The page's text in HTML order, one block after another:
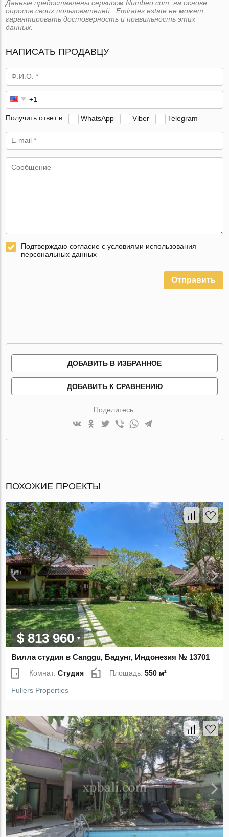
Данные предоставлены сервисом Numbeo.com, на основе
опросов своих пользователей . Emirates.estate не может
гарантировать достоверность и правильность этих
данных.
НАПИСАТЬ ПРОДАВЦУ
Получить ответ в WhatsApp Viber Telegram
Подтверждаю согласие с условиями использования
персональных данных
Отправить
ДОБАВИТЬ В ИЗБРАННОЕ
ДОБАВИТЬ К СРАВНЕНИЮ
Поделитесь:
ПОХОЖИЕ ПРОЕКТЫ
$ 813 960
Вилла студия в Canggu, Бадунг, Индонезия № 13701
Комнат:Студия Площадь:550 м²
Fullers Properties